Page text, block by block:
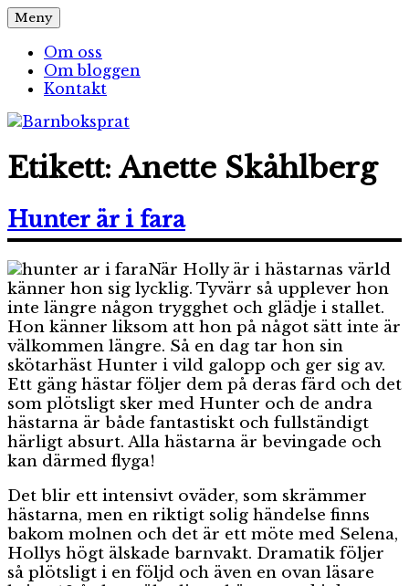
Hoppa
till
innehåll
Barnboksprat
– en blogg om barnböcker
Meny
Om oss
Om bloggen
Kontakt
Etikett: Anette Skåhlberg
Hunter är i fara
När Holly är i hästarnas värld
känner hon sig lycklig. Tyvärr så upplever hon
inte längre någon trygghet och glädje i stallet.
Hon känner liksom att hon på något sätt inte är
välkommen längre. Så en dag tar hon sin
skötarhäst Hunter i vild galopp och ger sig av.
Ett gäng hästar följer dem på deras färd och det
som plötsligt sker med Hunter och de andra
hästarna är både fantastiskt och fullständigt
härligt absurt. Alla hästarna är bevingade och
kan därmed flyga!
Det blir ett intensivt oväder, som skrämmer
hästarna, men en riktigt solig händelse finns
bakom molnen och det är ett möte med Selena,
Hollys högt älskade barnvakt. Dramatik följer
så plötsligt i en följd och även en ovan läsare